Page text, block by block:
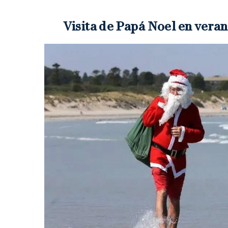
Visita de Papá Noel en